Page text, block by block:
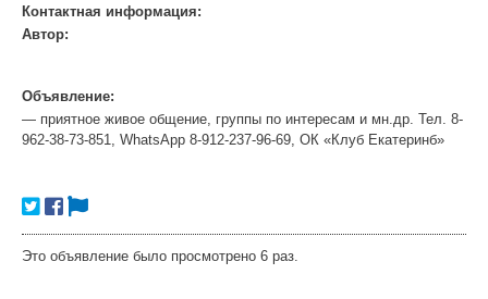
Контактная информация:
Автор:
Объявление:
— приятное живое общение, группы по интересам и мн.др. Тел. 8-
962-38-73-851, WhatsApp 8-912-237-96-69, ОК «Клуб Екатеринб»
Это объявление было просмотрено 6 раз.